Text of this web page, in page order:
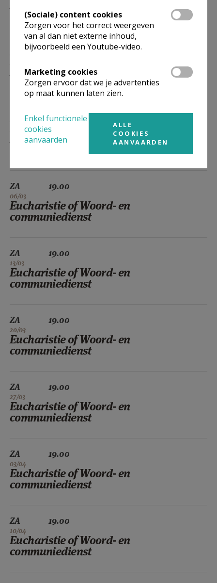
communiedienst
19.00
Eucharistie of Woord- en
communiedienst
27/02
19.00
Eucharistie of Woord- en
communiedienst
ZA
06/03
19.00
Eucharistie of Woord- en
communiedienst
ZA
13/03
19.00
Eucharistie of Woord- en
communiedienst
ZA
20/03
19.00
Eucharistie of Woord- en
communiedienst
ZA
27/03
19.00
Eucharistie of Woord- en
communiedienst
ZA
03/04
19.00
Eucharistie of Woord- en
communiedienst
ZA
10/04
19.00
Eucharistie of Woord- en
communiedienst
(Sociale) content cookies
Zorgen voor het correct weergeven
van al dan niet externe inhoud,
bijvoorbeeld een Youtube-video.
Marketing cookies
Zorgen ervoor dat we je advertenties
op maat kunnen laten zien.
Enkel functionele
cookies
aanvaarden
ALLE
COOKIES
AANVAARDEN